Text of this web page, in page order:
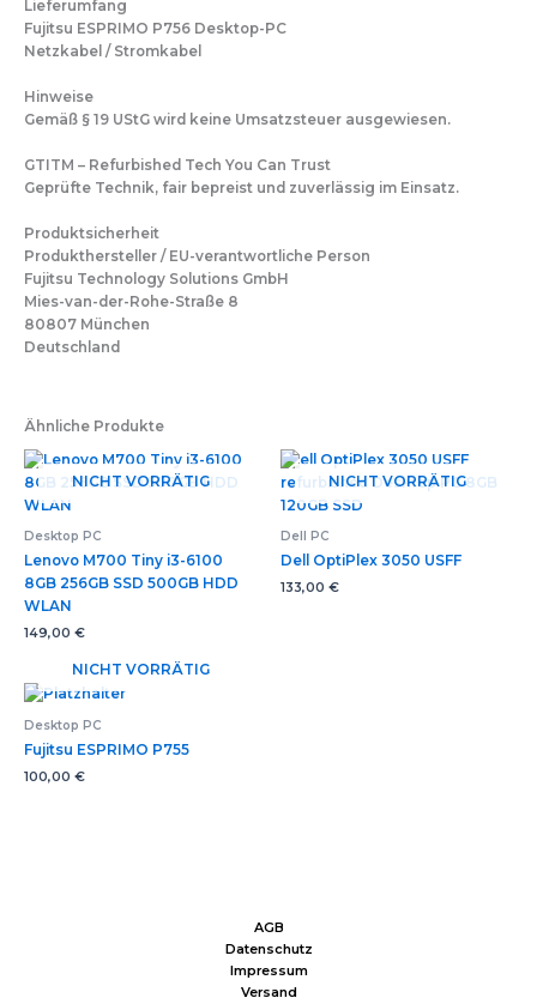
Lieferumfang
Fujitsu ESPRIMO P756 Desktop-PC
Netzkabel / Stromkabel
Hinweise
Gemäß § 19 UStG wird keine Umsatzsteuer ausgewiesen.
GTITM – Refurbished Tech You Can Trust
Geprüfte Technik, fair bepreist und zuverlässig im Einsatz.
Produktsicherheit
Produkthersteller / EU-verantwortliche Person
Fujitsu Technology Solutions GmbH
Mies-van-der-Rohe-Straße 8
80807 München
Deutschland
Ähnliche Produkte
NICHT VORRÄTIG
Desktop PC
Lenovo M700 Tiny i3-6100
8GB 256GB SSD 500GB HDD
WLAN
149,00 €
NICHT VORRÄTIG
Dell PC
Dell OptiPlex 3050 USFF
133,00 €
NICHT VORRÄTIG
Desktop PC
Fujitsu ESPRIMO P755
100,00 €
AGB
Datenschutz
Impressum
Versand